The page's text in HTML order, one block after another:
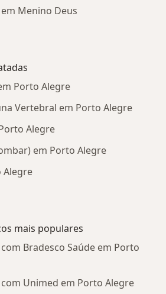
Menino Deus
Porto Alegre
Vertebral em Porto Alegre
Alegre
em Porto Alegre
Alegre
mais populares
Bradesco Saúde em Porto
Unimed em Porto Alegre